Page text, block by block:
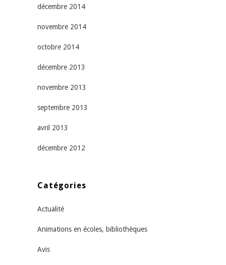
décembre 2014
novembre 2014
octobre 2014
décembre 2013
novembre 2013
septembre 2013
avril 2013
décembre 2012
Catégories
Actualité
Animations en écoles, bibliothèques
Avis